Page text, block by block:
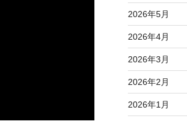
2026年5月
2026年4月
2026年3月
2026年2月
2026年1月